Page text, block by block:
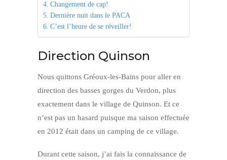
Changement de cap!
Dernière nuit dans le PACA
C’est l’heure de se réveiller!
Direction Quinson
Nous quittons Gréoux-les-Bains pour aller en
direction des basses gorges du Verdon, plus
exactement dans le village de Quinson. Et ce
n’est pas un hasard puisque ma saison effectuée
en 2012 était dans un camping de ce village.
Durant cette saison, j’ai fais la connaissance de